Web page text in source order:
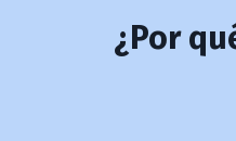
¿Por